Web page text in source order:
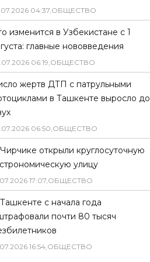
07.2026 04:37,ОБЩЕСТВО
изменится в Узбекистане с 1
главные нововведения
.07.2026 06:19,ОБЩЕСТВО
жертв ДТП с патрульными
в Ташкенте выросло до
.07.2026 06:50,ОБЩЕСТВО
открыли круглосуточную
улицу
07.2026 17:07,ОБЩЕСТВО
с начала года
почти 80 тысяч
07.2026 16:54,ОБЩЕСТВО